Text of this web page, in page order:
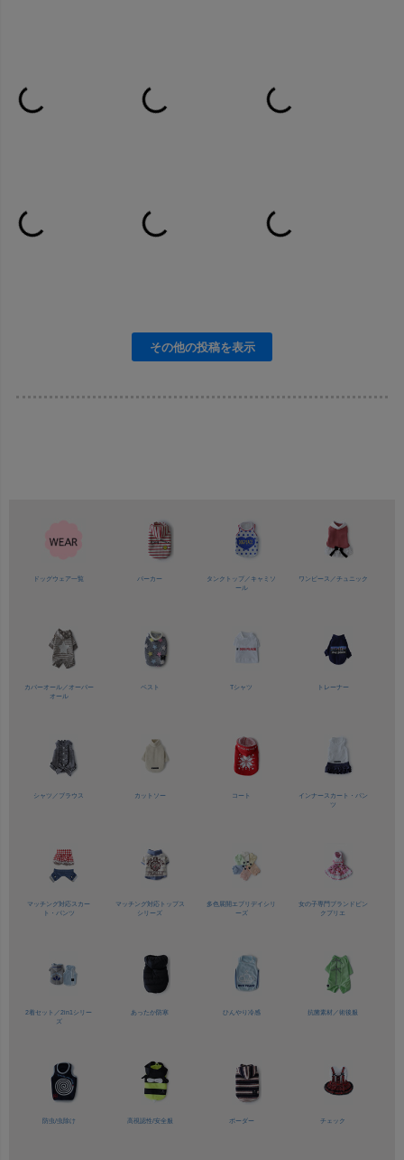
ドッグウェア一覧 パーカー タンクトップ／ キャミソ
ール
ワンピース／チュニック
カバーオール／ オーバー
オール
ベスト Tシャツ トレーナー
シャツ／ ブラウス カットソー コート
インナースカート・パン
ツ
マッチング対応スカー
ト・パンツ
マッチング対応トップス
シリーズ
多色展開 エブリデイシリ
ーズ
女の子専門ブランド ピン
クプリエ
2着セット／2in1シリー
ズ
あったか防寒 ひんやり冷感 抗菌素材／ 術後服
防虫/虫除け 高視認性/安全服 ボーダー チェック